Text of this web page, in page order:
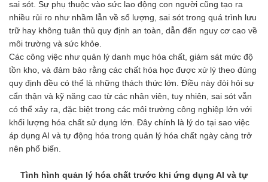
sai sót. Sự phụ thuộc vào sức lao động con người cũng tạo ra
nhiều rủi ro như nhầm lẫn về số lượng, sai sót trong quá trình lưu
trữ hay không tuân thủ quy định an toàn, dẫn đến nguy cơ cao về
môi trường và sức khỏe.
Các công việc như quản lý danh mục hóa chất, giám sát mức độ
tồn kho, và đảm bảo rằng các chất hóa học được xử lý theo đúng
quy định đều có thể là những thách thức lớn. Điều này đòi hỏi sự
cẩn thận và kỹ năng cao từ các nhân viên, tuy nhiên, sai sót vẫn
có thể xảy ra, đặc biệt trong các môi trường công nghiệp lớn với
khối lượng hóa chất sử dụng lớn. Đây chính là lý do tại sao việc
áp dụng AI và tự động hóa trong quản lý hóa chất ngày càng trở
nên phổ biến.
Tình hình quản lý hóa chất trước khi ứng dụng AI và tự